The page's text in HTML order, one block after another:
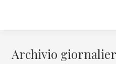
Archivio